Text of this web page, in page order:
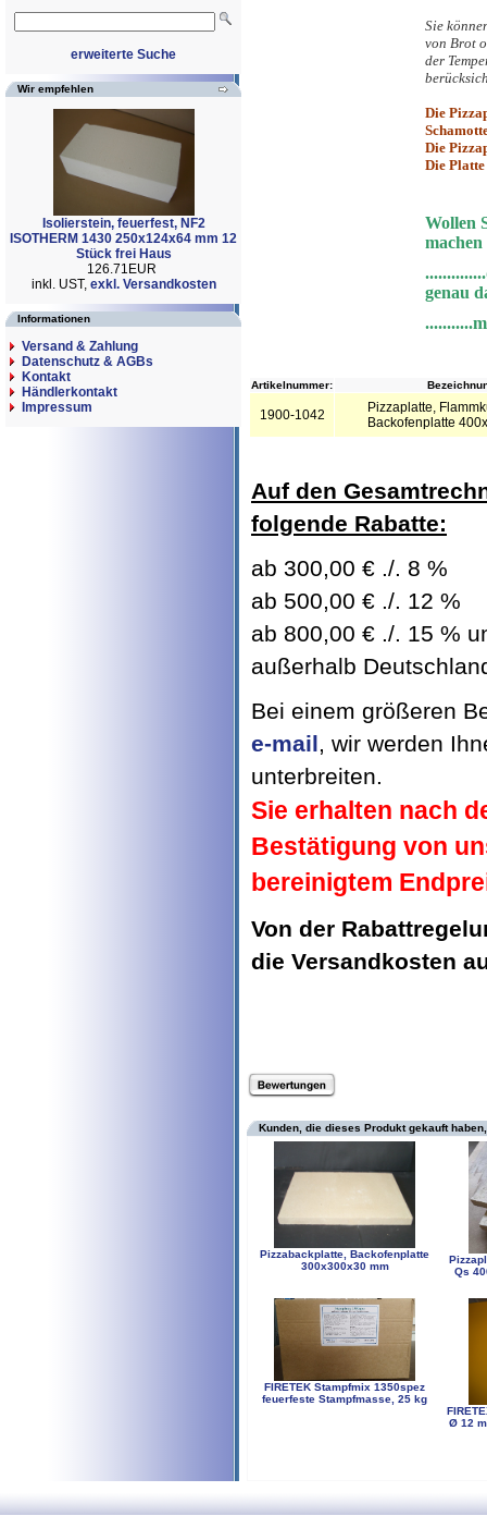
erweiterte Suche
Wir empfehlen
Isolierstein, feuerfest, NF2
ISOTHERM 1430 250x124x64 mm 12
Stück frei Haus
126.71EUR
inkl. UST, exkl. Versandkosten
Informationen
Versand & Zahlung
Datenschutz & AGBs
Kontakt
Händlerkontakt
Impressum
Sie
von Brot
der
Die
Die
Die Platte
Wollen
machen
genau
Artikelnummer:
1900-1042
Pizzaplatte,
Backofenplatte
Auf den
folgende Rabatte:
ab 300,00 € ./. 8 %
ab 500,00 € ./. 12 %
ab 800,00 € ./. 15 %
außerhalb
Bei einem größeren
e-mail, wir werden
unterbreiten.
Sie erhalten nach
Bestätigung von
bereinigtem
Von der
die Versandkosten
Kunden, die dieses Produkt gekauft
Pizzabackplatte, Backofenplatte
300x300x30 mm
Qs
FIRETEK Stampfmix 1350spez
feuerfeste Stampfmasse, 25 kg
Ø 12